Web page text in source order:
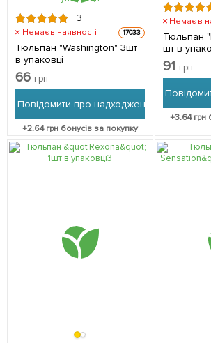
3
Немає в наявності 17033
Тюльпан "Washington" 3шт
в упаковці
66 грн
Повідомити про надходження
+2.64грн бонусів за покупку
Немає в
Тюльпан
шт в
91 грн
+3.64грн